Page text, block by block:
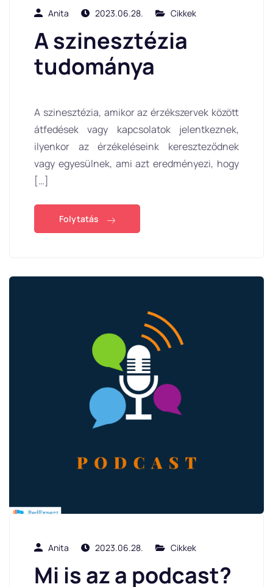
Anita 2023.06.28. Cikkek
A szinesztézia
tudománya
A szinesztézia, amikor az érzékszervek között
átfedések vagy kapcsolatok jelentkeznek,
ilyenkor az érzékeléseink kereszteződnek
vagy egyesülnek, ami azt eredményezi, hogy
[…]
Folytatás
Anita 2023.06.28. Cikkek
Mi is az a podcast?